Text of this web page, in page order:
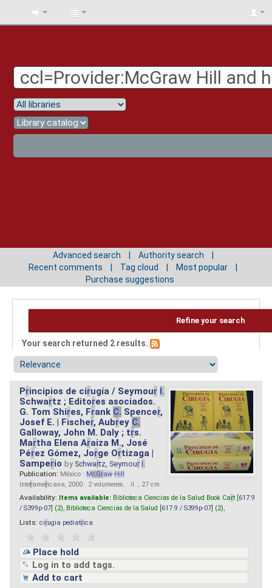
BIBLIOTECA
Advanced search
Authority search
Recent comments
Tag cloud
Most popular
Purchase suggestions
Refine your search
Your search returned 2 results.
Principios de cirugía / Seymour I.
Schwartz ; Editores asociados.
G. Tom Shires, Frank C. Spencer,
Josef E. | Fischer, Aubrey C.
Galloway, John M. Daly ; trs.
Martha Elena Araiza M., José
Pérez Gómez, Jorge Ortizaga |
Samperio by Schwartz, Seymour I.
Publication: México : McGraw-Hill
Interamericana, 2000 . 2 volumenes. : il. ; 27 cm.
Availability: Items available: Biblioteca Ciencias de la Salud Book Cart [ 617.9
/ S399p-07 ] (2), Biblioteca Ciencias de la Salud [ 617.9 / S399p-07 ] (2),
Lists: cirugia pediatrica
Place hold
Log in to add tags.
Add to cart